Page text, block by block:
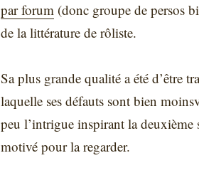
par forum (donc groupe de persos
de la littérature de rôliste.
Sa plus grande qualité a été d’être
laquelle ses défauts sont bien
peu l’intrigue inspirant la deuxième
motivé pour la regarder.